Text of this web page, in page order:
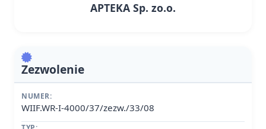
APTEKA Sp. zo.o.
Zezwolenie
NUMER:
WIIF.WR-I-4000/37/zezw./33/08